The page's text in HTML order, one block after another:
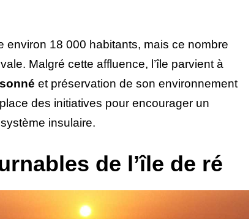
environ 18 000 habitants, mais ce nombre
Malgré cette affluence, l’île parvient à
et préservation de son environnement
des initiatives pour encourager un
insulaire.
de l’île de ré